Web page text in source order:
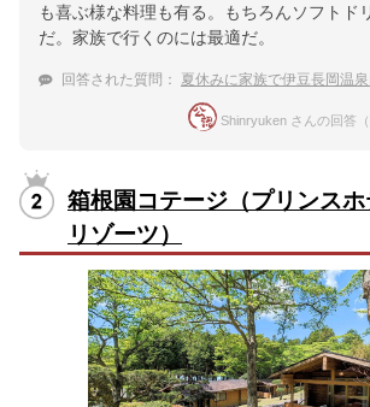
も喜ぶ様な料理も有る。もちろんソフトド
だ。家族で行くのには最適だ。
回答された質問： 夏休みに家族で伊豆長岡温泉に行きたいので5人部屋があって
Shinryuken さんの回答
箱根園コテージ（プリンスホ
リゾーツ）